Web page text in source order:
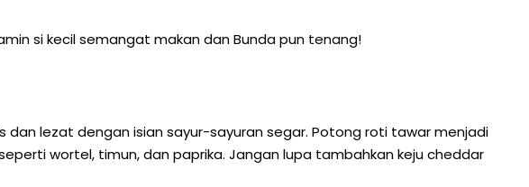
si kecil semangat makan dan Bunda pun tenang!
lezat dengan isian sayur-sayuran segar. Potong roti tawar menjadi
wortel, timun, dan paprika. Jangan lupa tambahkan keju cheddar